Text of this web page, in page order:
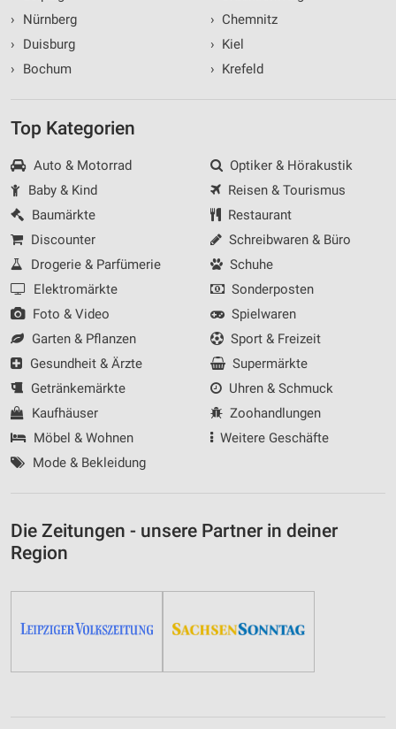
›
Nürnberg
›
Duisburg
›
Bochum
› Chemnitz
› Kiel
› Krefeld
Top Kategorien
Auto & Motorrad
Baby & Kind
Baumärkte
Discounter
Drogerie & Parfümerie
Elektromärkte
Foto & Video
Garten & Pflanzen
Gesundheit & Ärzte
Getränkemärkte
Kaufhäuser
Möbel & Wohnen
Mode & Bekleidung
Optiker & Hörakustik
Reisen & Tourismus
Restaurant
Schreibwaren & Büro
Schuhe
Sonderposten
Spielwaren
Sport & Freizeit
Supermärkte
Uhren & Schmuck
Zoohandlungen
Weitere Geschäfte
Die Zeitungen - unsere Partner in deiner
Region